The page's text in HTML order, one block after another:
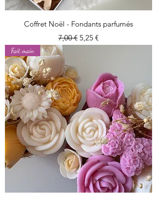
Coffret Noël - Fondants parfumés
Prix original
7,00 € Prix promotionnel
5,25 €
Fait main